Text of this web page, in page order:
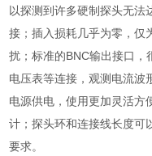
以探测到许多硬制探头无法
接；插入损耗几乎为零，仅
扰；标准的BNC输出接口，
电压表等连接，观测电流波
电源供电，使用更加灵活方
计；探头环和连接线长度可
要求。